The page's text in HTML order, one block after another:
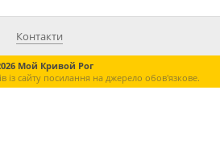
Контакти
Мой Кривой Рог
із сайту посилання на джерело обов'язкове.